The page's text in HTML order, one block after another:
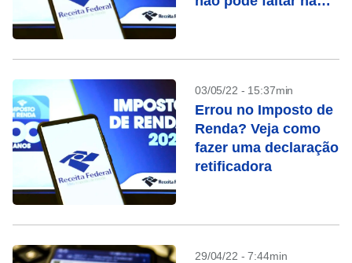
03/05/22 - 15:37min
Errou no Imposto de
Renda? Veja como
fazer uma declaração
retificadora
29/04/22 - 7:44min